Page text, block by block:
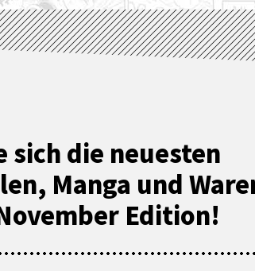
sich die neuesten
Manga und
Edition!